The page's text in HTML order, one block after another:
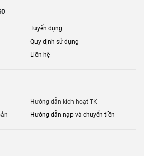
Tuyển dụng
Quy định sử dụng
Liên hệ
Hướng dẫn kích hoạt TK
Hướng dẫn nạp và chuyển tiền